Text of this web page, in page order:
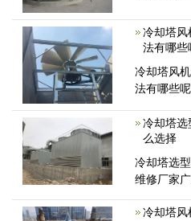
运转记载
投入运转
冷却塔
法有哪些
冷却塔风
法有哪些
叶片滚动
时间的应
况，产生
冷却塔
么选择
冷却塔选
维修厂家
稳定、坚
冷却塔风